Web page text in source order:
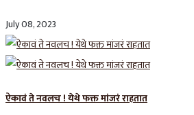
July 08, 2023
ऐकावं ते नवलच ! येथे फक्त मांजरं राहतात